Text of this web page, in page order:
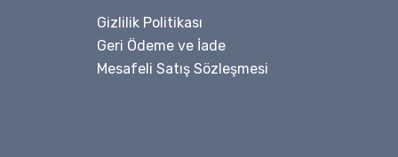
Gizlilik Politikası
Geri Ödeme ve İade
Mesafeli Satış Sözleşmesi